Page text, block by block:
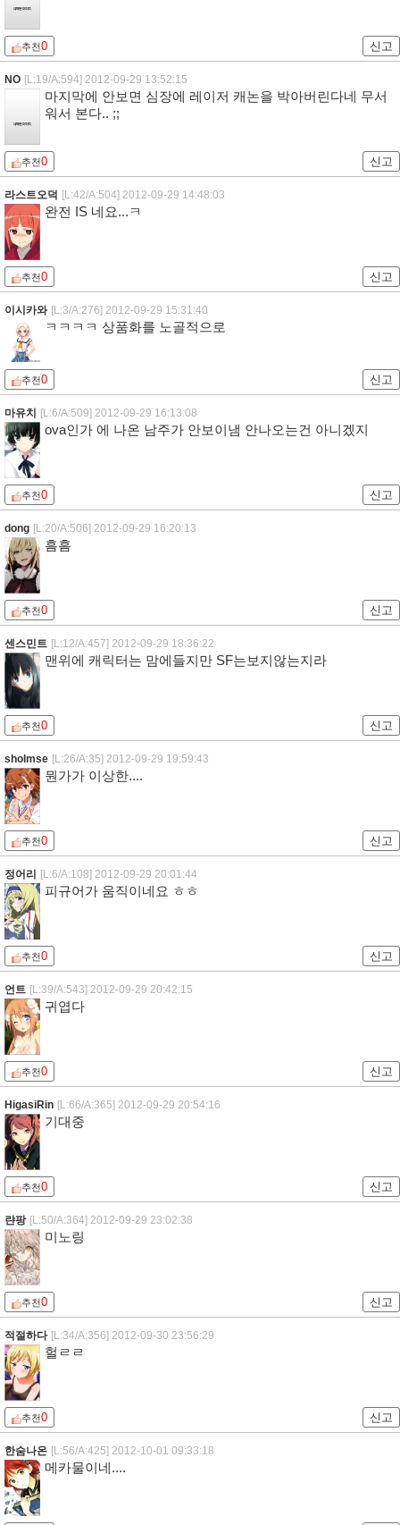
추천0 신고
NO [L:19/A:594] 2012-09-29 13:52:15
마지막에 안보면 심장에 레이저 캐논을 박아버린다네 무서
워서 본다.. ;;
추천0 신고
라스트오덕 [L:42/A:504] 2012-09-29 14:48:03
완전 IS 네요...ㅋ
추천0 신고
이시카와 [L:3/A:276] 2012-09-29 15:31:40
ㅋㅋㅋㅋ 상품화를 노골적으로
추천0 신고
마유치 [L:6/A:509] 2012-09-29 16:13:08
ova인가 에 나온 남주가 안보이냄 안나오는건 아니겠지
추천0 신고
dong [L:20/A:506] 2012-09-29 16:20:13
흠흠
추천0 신고
센스민트 [L:12/A:457] 2012-09-29 18:36:22
맨위에 캐릭터는 맘에들지만 SF는보지않는지라
추천0 신고
sholmse [L:26/A:35] 2012-09-29 19:59:43
뭔가가 이상한....
추천0 신고
정어리 [L:6/A:108] 2012-09-29 20:01:44
피규어가 움직이네요 ㅎㅎ
추천0 신고
언트 [L:39/A:543] 2012-09-29 20:42:15
귀엽다
추천0 신고
HigasiRin [L:66/A:365] 2012-09-29 20:54:16
기대중
추천0 신고
랸팡 [L:50/A:364] 2012-09-29 23:02:38
미노링
추천0 신고
적절하다 [L:34/A:356] 2012-09-30 23:56:29
헐ㄹㄹ
추천0 신고
한숨나온 [L:56/A:425] 2012-10-01 09:33:18
메카물이네....